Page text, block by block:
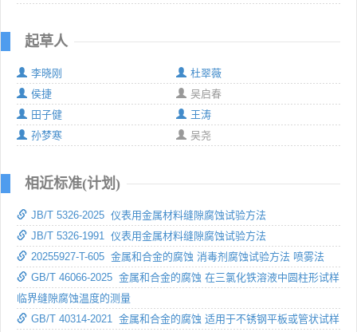
起草人
李晓刚
杜翠薇
侯捷
吴启春
田子健
王涛
孙梦寒
吴尧
相近标准(计划)
JB/T 5326-2025 仪表用金属材料缝隙腐蚀试验方法
JB/T 5326-1991 仪表用金属材料缝隙腐蚀试验方法
20255927-T-605 金属和合金的腐蚀 消毒剂腐蚀试验方法 喷雾法
GB/T 46066-2025 金属和合金的腐蚀 在三氯化铁溶液中圆柱形试样
临界缝隙腐蚀温度的测量
GB/T 40314-2021 金属和合金的腐蚀 适用于不锈钢平板或管状试样